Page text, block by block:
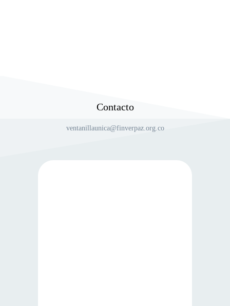
Contacto
ventanillaunica@finverpaz.org.co